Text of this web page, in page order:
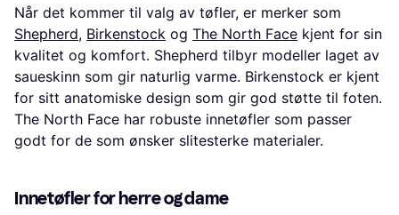
Når det kommer til valg av tøfler, er merker som
Shepherd, Birkenstock og The North Face kjent for sin
kvalitet og komfort. Shepherd tilbyr modeller laget av
saueskinn som gir naturlig varme. Birkenstock er kjent
for sitt anatomiske design som gir god støtte til foten.
The North Face har robuste innetøfler som passer
godt for de som ønsker slitesterke materialer.
Innetøfler for herre og dame